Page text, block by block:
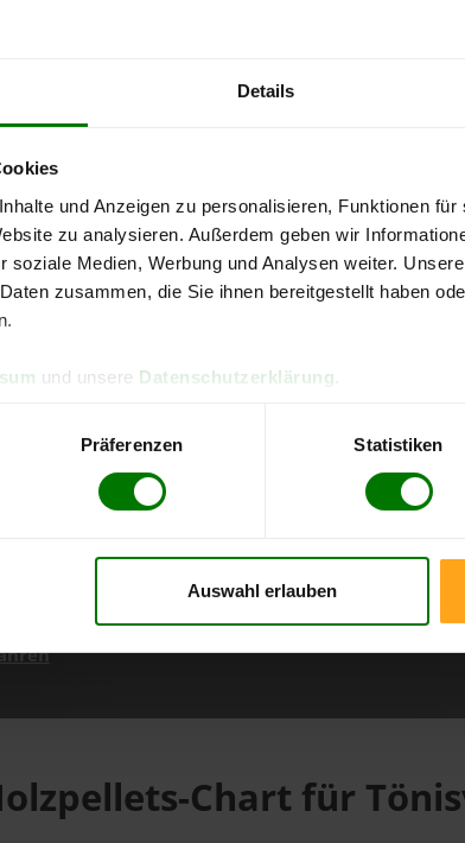
Details
und Anzeigen zu personalisieren, Funktionen
zu analysieren. Außerdem geben wir
soziale Medien, Werbung und Analysen weiter.
zusammen, die Sie ihnen bereitgestellt haben
und unsere Datenschutzerklärung
Präferenzen Statistiken
Auswahl erlauben
kostenlose
direkt online bestellen
aktuellen Stand
Chart für